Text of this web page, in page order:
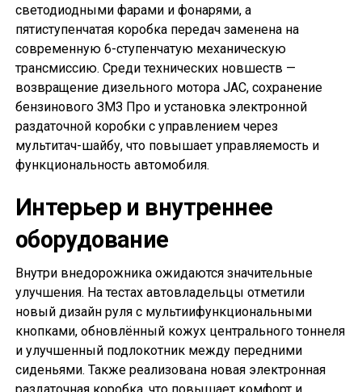
светодиодными фарами и фонарями, а
пятиступенчатая коробка передач заменена на
современную 6-ступенчатую механическую
трансмиссию. Среди технических новшеств —
возвращение дизельного мотора JAC, сохранение
бензинового ЗМЗ Про и установка электронной
раздаточной коробки с управлением через
мультитач-шайбу, что повышает управляемость и
функциональность автомобиля.
Интерьер и внутреннее
оборудование
Внутри внедорожника ожидаются значительные
улучшения. На тестах автовладельцы отметили
новый дизайн руля с мультиифункциональными
кнопками, обновлённый кожух центрального тоннеля
и улучшенный подлокотник между передними
сиденьями. Также реализована новая электронная